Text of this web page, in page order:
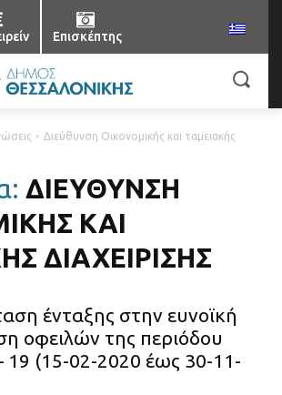
Επισκέπτης
Διεύθυνση Οικονομικής και ταμειακής
ΔΙΕΎΘΥΝΣΗ
ΚΑΙ
ΔΙΑΧΕΊΡΙΣΗΣ
ένταξης στην ευνοϊκή
οφειλών της περιόδου
19 (15-02-2020 έως 30-11-